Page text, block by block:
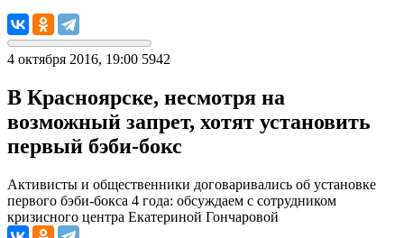
4 октября 2016, 19:00 5942
В Красноярске, несмотря на
возможный запрет, хотят установить
первый бэби-бокс
Активисты и общественники договаривались об установке
первого бэби-бокса 4 года: обсуждаем с сотрудником
кризисного центра Екатериной Гончаровой